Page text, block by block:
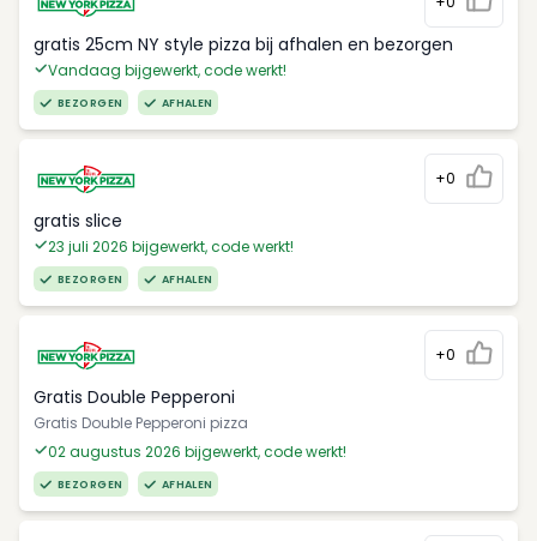
gratis 25cm NY style pizza bij afhalen en bezorgen
Vandaag bijgewerkt, code werkt!
BEZORGEN AFHALEN
+0
gratis slice
23 juli 2026 bijgewerkt, code werkt!
BEZORGEN AFHALEN
+0
Gratis Double Pepperoni
Gratis Double Pepperoni pizza
02 augustus 2026 bijgewerkt, code werkt!
BEZORGEN AFHALEN